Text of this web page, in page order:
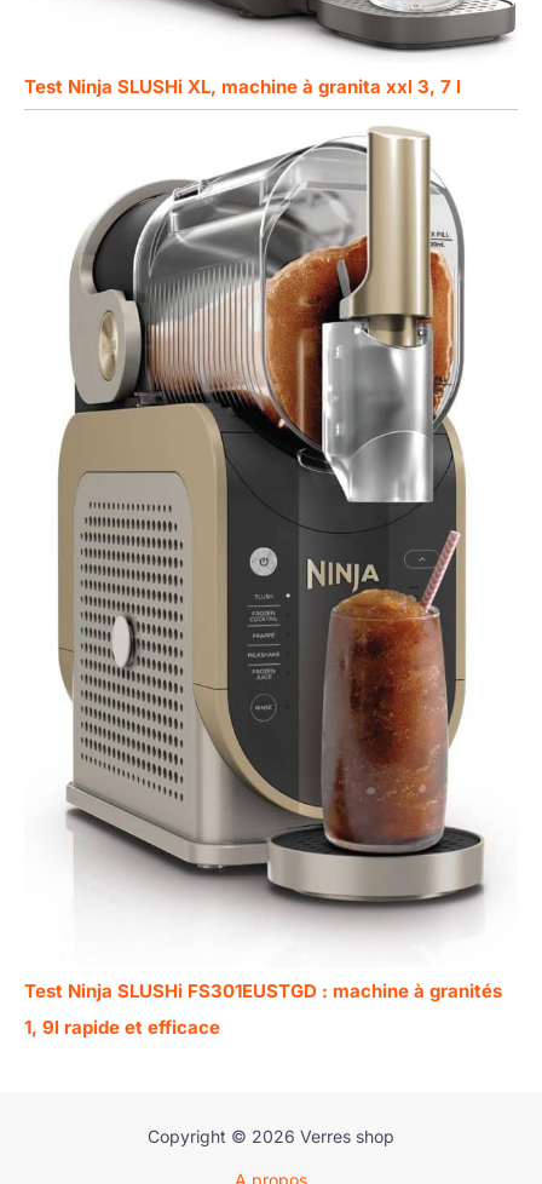
Test Ninja SLUSHi XL, machine à granita xxl 3, 7 l
Test Ninja SLUSHi FS301EUSTGD : machine à granités
1, 9l rapide et efficace
Copyright © 2026 Verres shop